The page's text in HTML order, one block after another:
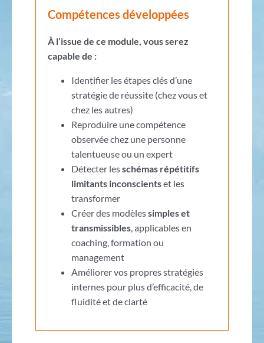
Compétences développées
À l’issue de ce module, vous serez
capable de :
Identifier les étapes clés d’une
stratégie de réussite (chez vous et
chez les autres)
Reproduire une compétence
observée chez une personne
talentueuse ou un expert
Détecter lesschémas répétitifs
limitants inconscientset les
transformer
Créer des modèlessimples et
transmissibles, applicables en
coaching, formation ou
management
Améliorer vos propres stratégies
internes pour plus d’efficacité, de
fluidité et de clarté